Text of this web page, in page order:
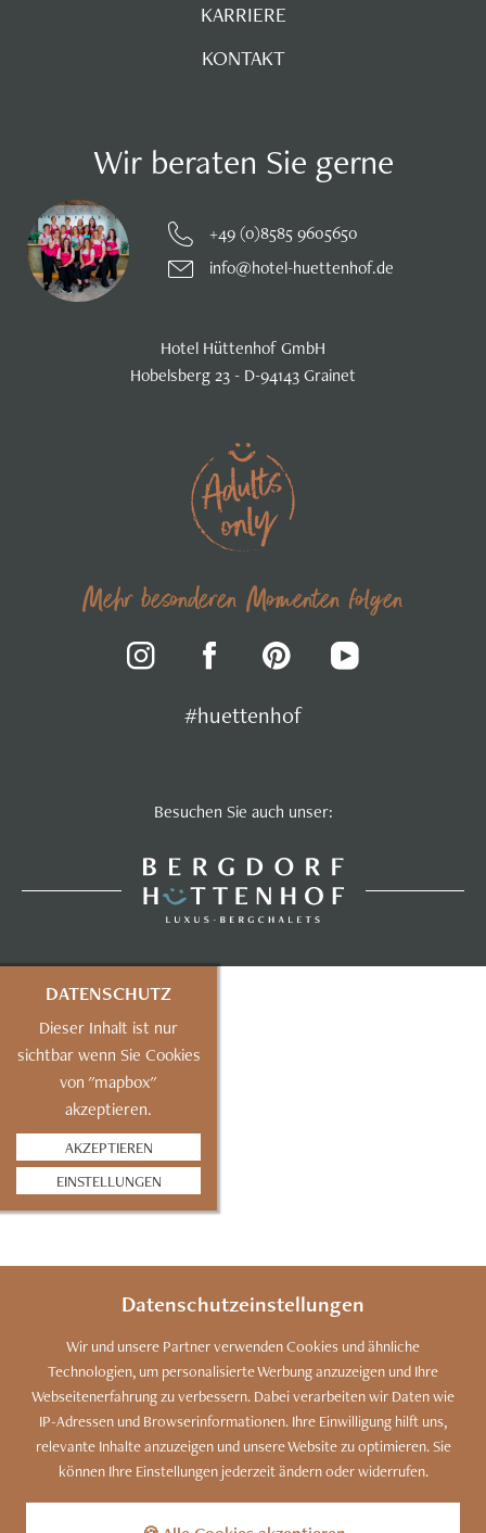
Datenschutzeinstellungen
Wir und unsere Partner verwenden Cookies und ähnliche
Technologien, um personalisierte Werbung anzuzeigen und Ihre
Webseitenerfahrung zu verbessern. Dabei verarbeiten wir Daten wie
IP-Adressen und Browserinformationen. Ihre Einwilligung hilft uns,
relevante Inhalte anzuzeigen und unsere Website zu optimieren. Sie
können Ihre Einstellungen jederzeit ändern oder widerrufen.
Zu den Luxus-Chalets
KARRIERE
KONTAKT
Wir beraten Sie gerne
+49 (0)8585 9605650
info@hotel-huettenhof.de
Hotel Hüttenhof GmbH
Hobelsberg 23 - D-94143 Grainet
Mehr besonderen Momenten folgen
#huettenhof
Besuchen Sie auch unser:
DATENSCHUTZ
Dieser Inhalt ist nur
sichtbar wenn Sie Cookies
von "mapbox"
akzeptieren.
AKZEPTIEREN
EINSTELLUNGEN
SITEMAP KONTAKT
IMPRESSUM
DATENSCHUTZ
COOKIES BARRIEREFREIHEIT